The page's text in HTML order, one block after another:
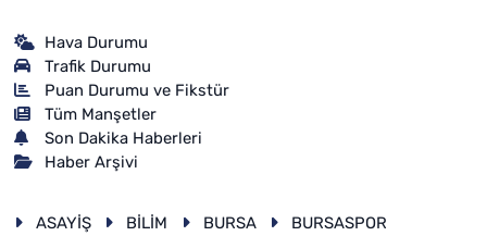
Hava Durumu
Trafik Durumu
Puan Durumu ve Fikstür
Tüm Manşetler
Son Dakika Haberleri
Haber Arşivi
ASAYİŞ BİLİM BURSA
BURSASPOR